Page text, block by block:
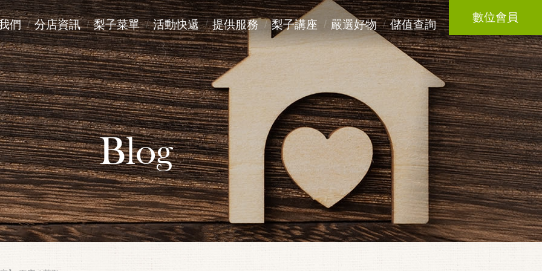
們 分店資訊 梨子菜單 活動快遞 提供服務 梨子講座 嚴選好物 儲值查詢
數位會員
Blog